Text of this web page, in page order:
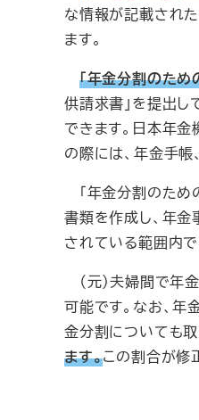
な情報が記載され
ます。
「年金分割のため
供請求書」を提出し
できます。日本年金
の際には、年金手帳
「年金分割のため
書類を作成し、年金
されている範囲内で
（元）夫婦間で年
可能です。なお、
金分割についても
ます。この割合が修